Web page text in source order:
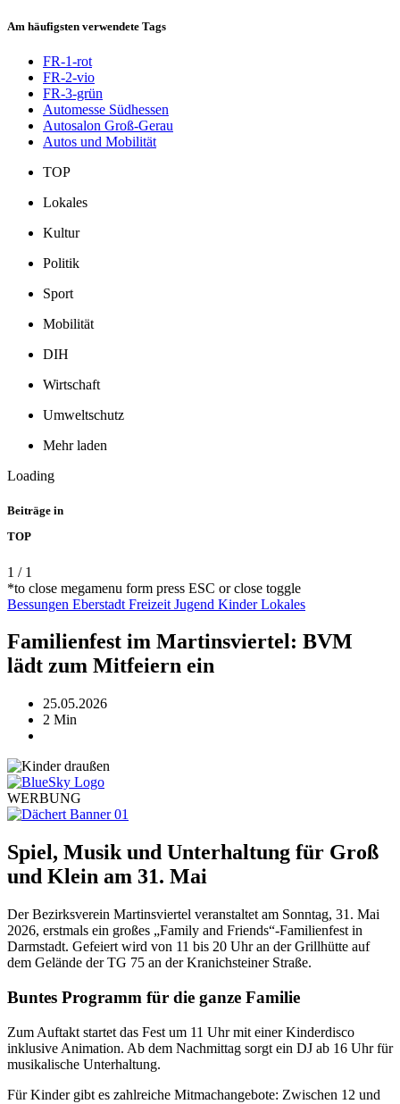
Am häufigsten verwendete Tags
FR-1-rot
FR-2-vio
FR-3-grün
Automesse Südhessen
Autosalon Groß-Gerau
Autos und Mobilität
TOP
Lokales
Kultur
Politik
Sport
Mobilität
DIH
Wirtschaft
Umweltschutz
Mehr laden
Loading
Beiträge in
TOP
1 / 1
*to close megamenu form press ESC or close toggle
Bessungen Eberstadt Freizeit Jugend KinderLokales
Familienfest im Martinsviertel: BVM
lädt zum Mitfeiern ein
25.05.2026
2 Min
WERBUNG
Spiel, Musik und Unterhaltung für Groß
und Klein am 31. Mai
Der Bezirksverein Martinsviertel veranstaltet am Sonntag, 31. Mai
2026, erstmals ein großes „Family and Friends“-Familienfest in
Darmstadt. Gefeiert wird von 11 bis 20 Uhr an der Grillhütte auf
dem Gelände der TG 75 an der Kranichsteiner Straße.
Buntes Programm für die ganze Familie
Zum Auftakt startet das Fest um 11 Uhr mit einer Kinderdisco
inklusive Animation. Ab dem Nachmittag sorgt ein DJ ab 16 Uhr für
musikalische Unterhaltung.
Für Kinder gibt es zahlreiche Mitmachangebote: Zwischen 12 und